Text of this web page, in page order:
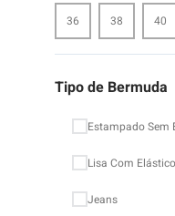
36 38 40
Tipo de Bermuda
Estampado Sem
Lisa Com Elástico
Jeans